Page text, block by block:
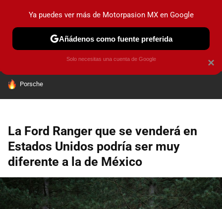
PRUEBAS INDUSTRIA HOY NO CIRCULA
HOY SE HABLA DE
Porsche
La Ford Ranger que se venderá en
Estados Unidos podría ser muy
diferente a la de México
×
Ya puedes ver más de Motorpasion MX en Google
Añádenos como fuente preferida
Solo necesitas una cuenta de Google